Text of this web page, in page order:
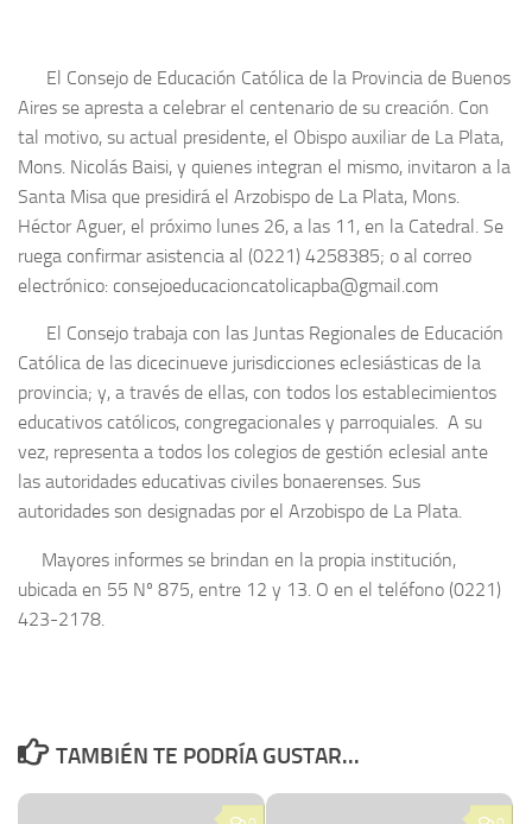
El Consejo de Educación Católica de la Provincia de Buenos
Aires se apresta a celebrar el centenario de su creación. Con
tal motivo, su actual presidente, el Obispo auxiliar de La Plata,
Mons. Nicolás Baisi, y quienes integran el mismo, invitaron a la
Santa Misa que presidirá el Arzobispo de La Plata, Mons.
Héctor Aguer, el próximo lunes 26, a las 11, en la Catedral. Se
ruega confirmar asistencia al (0221) 4258385; o al correo
electrónico: consejoeducacioncatolicapba@gmail.com
El Consejo trabaja con las Juntas Regionales de Educación
Católica de las dicecinueve jurisdicciones eclesiásticas de la
provincia; y, a través de ellas, con todos los establecimientos
educativos católicos, congregacionales y parroquiales. A su
vez, representa a todos los colegios de gestión eclesial ante
las autoridades educativas civiles bonaerenses. Sus
autoridades son designadas por el Arzobispo de La Plata.
Mayores informes se brindan en la propia institución,
ubicada en 55 Nº 875, entre 12 y 13. O en el teléfono (0221)
423-2178.
TAMBIÉN TE PODRÍA GUSTAR...